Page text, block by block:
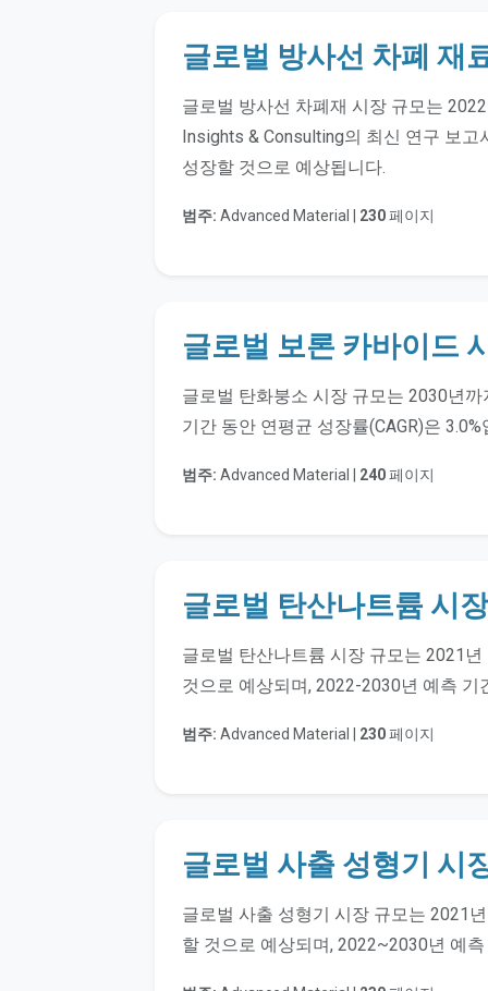
글로벌 방사선 차폐 재
글로벌 방사선 차폐재 시장 규모는
Insights & Consulting의 최신 연구 보
성장할 것으로 예상됩니다.
범주: Advanced Material | 230페이지
글로벌 보론 카바이드
글로벌 탄화붕소 시장 규모는 2030년
기간 동안 연평균 성장률(CAGR)은 3.0%
범주: Advanced Material | 240페이지
글로벌 탄산나트륨 시장
글로벌 탄산나트륨 시장 규모는 2021
것으로 예상되며, 2022-2030년 예측 기
범주: Advanced Material | 230페이지
글로벌 사출 성형기 시
글로벌 사출 성형기 시장 규모는 2021
할 것으로 예상되며, 2022~2030년 예